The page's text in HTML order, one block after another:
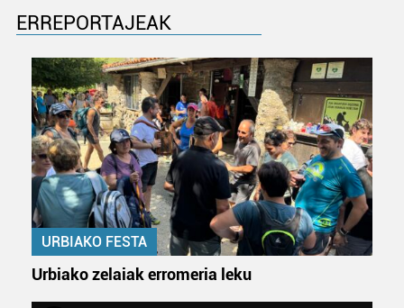
ERREPORTAJEAK
URBIAKO FESTA
Urbiako zelaiak erromeria leku